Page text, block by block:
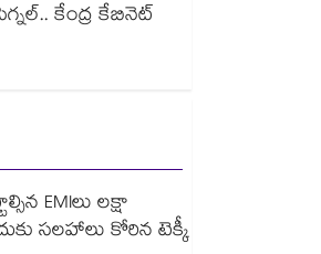
కేంద్ర కేబినెట్
EMIలు లక్షా
సలహాలు కోరిన టెక్కీ